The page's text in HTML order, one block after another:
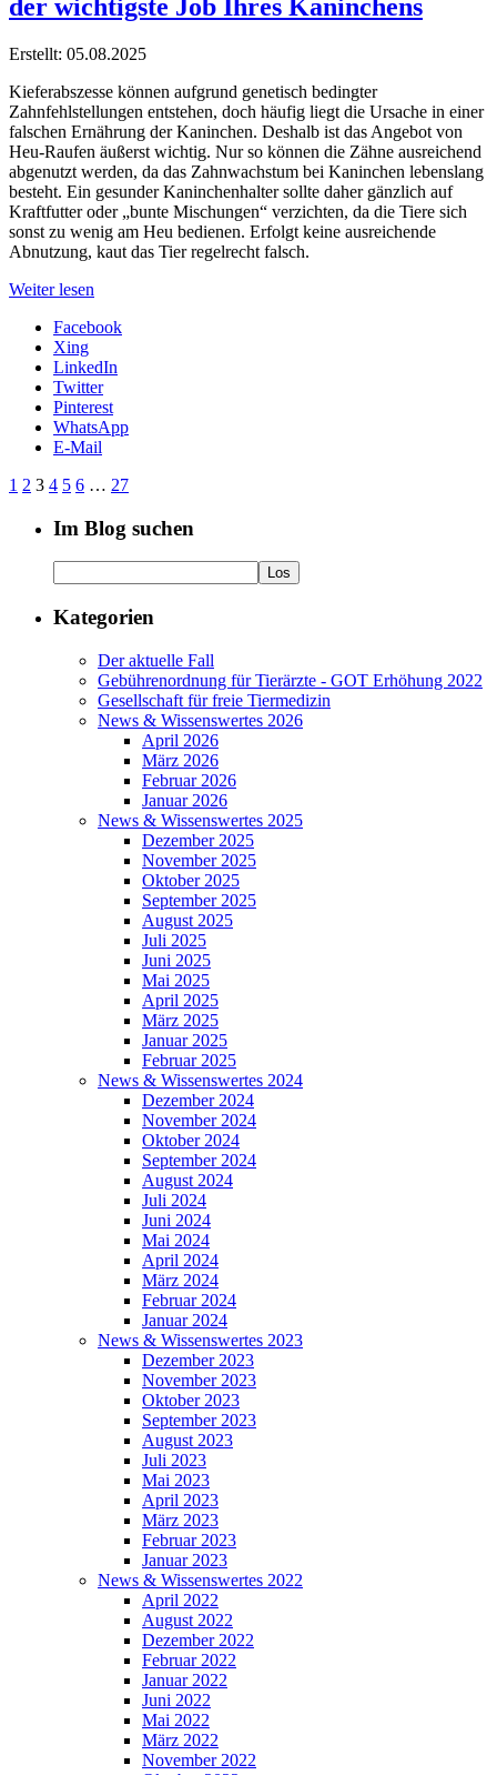
der wichtigste Job Ihres Kaninchens
Erstellt: 05.08.2025
Kieferabszesse können aufgrund genetisch bedingter
Zahnfehlstellungen entstehen, doch häufig liegt die Ursache in einer
falschen Ernährung der Kaninchen. Deshalb ist das Angebot von
Heu-Raufen äußerst wichtig. Nur so können die Zähne ausreichend
abgenutzt werden, da das Zahnwachstum bei Kaninchen lebenslang
besteht. Ein gesunder Kaninchenhalter sollte daher gänzlich auf
Kraftfutter oder „bunte Mischungen“ verzichten, da die Tiere sich
sonst zu wenig am Heu bedienen. Erfolgt keine ausreichende
Abnutzung, kaut das Tier regelrecht falsch.
Weiter lesen
Facebook
Xing
LinkedIn
Twitter
Pinterest
WhatsApp
E-Mail
1 2 3 4 5 6 … 27
Im Blog suchen
Kategorien
Der aktuelle Fall
Gebührenordnung für Tierärzte - GOT Erhöhung 2022
Gesellschaft für freie Tiermedizin
News & Wissenswertes 2026
April 2026
März 2026
Februar 2026
Januar 2026
News & Wissenswertes 2025
Dezember 2025
November 2025
Oktober 2025
September 2025
August 2025
Juli 2025
Juni 2025
Mai 2025
April 2025
März 2025
Januar 2025
Februar 2025
News & Wissenswertes 2024
Dezember 2024
November 2024
Oktober 2024
September 2024
August 2024
Juli 2024
Juni 2024
Mai 2024
April 2024
März 2024
Februar 2024
Januar 2024
News & Wissenswertes 2023
Dezember 2023
November 2023
Oktober 2023
September 2023
August 2023
Juli 2023
Mai 2023
April 2023
März 2023
Februar 2023
Januar 2023
News & Wissenswertes 2022
April 2022
August 2022
Dezember 2022
Februar 2022
Januar 2022
Juni 2022
Mai 2022
März 2022
November 2022